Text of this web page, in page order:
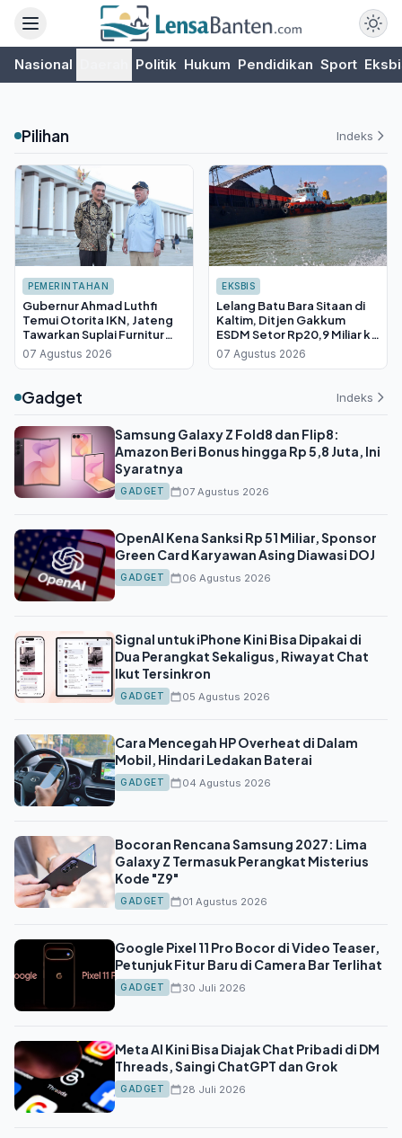
Nasional Politik Hukum Pendidikan Sport
Pilihan Indeks
PEMERINTAHAN
Gubernur Ahmad Luthfi
Temui Otorita IKN, Jateng
Tawarkan Suplai Furnitur
Hingga Insentif Fiskal
07 Agustus 2026
EKSBIS
Lelang Batu Bara Sitaan di
Kaltim, Ditjen Gakkum
ESDM Setor Rp20,9 Miliar ke
Kas Negara
07 Agustus 2026
Gadget Indeks
Samsung Galaxy Z Fold8 dan Flip8:
Amazon Beri Bonus hingga Rp 5,8 Juta, Ini
Syaratnya
GADGET 07 Agustus 2026
OpenAI Kena Sanksi Rp 51 Miliar, Sponsor
Green Card Karyawan Asing Diawasi DOJ
GADGET 06 Agustus 2026
Signal untuk iPhone Kini Bisa Dipakai di
Dua Perangkat Sekaligus, Riwayat Chat
Ikut Tersinkron
GADGET 05 Agustus 2026
Cara Mencegah HP Overheat di Dalam
Mobil, Hindari Ledakan Baterai
GADGET 04 Agustus 2026
Bocoran Rencana Samsung 2027: Lima
Galaxy Z Termasuk Perangkat Misterius
Kode "Z9"
GADGET 01 Agustus 2026
Google Pixel 11 Pro Bocor di Video Teaser,
Petunjuk Fitur Baru di Camera Bar Terlihat
GADGET 30 Juli 2026
Meta AI Kini Bisa Diajak Chat Pribadi di DM
Threads, Saingi ChatGPT dan Grok
GADGET 28 Juli 2026